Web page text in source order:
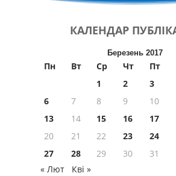
КАЛЕНДАР
Березень 2017
Пн Вт Ср Чт Пт
1
2 3
6
7 8 9 10
13
14 15 16 17
20
21 22 23 24
27
28 29 30
31
« Лют
Кві »